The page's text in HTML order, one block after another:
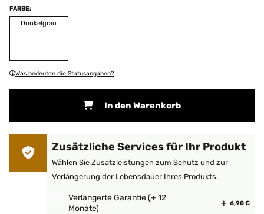
FARBE:
Dunkelgrau
Was bedeuten die Statusangaben?
In den Warenkorb
Zusätzliche Services für Ihr Produkt
Wählen Sie Zusatzleistungen zum Schutz und zur
Verlängerung der Lebensdauer Ihres Produkts.
Verlängerte Garantie (+ 12
Monate)
6,90 €